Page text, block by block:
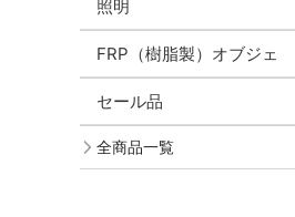
照明
FRP（樹脂製）オブジェ
セール品
全商品一覧